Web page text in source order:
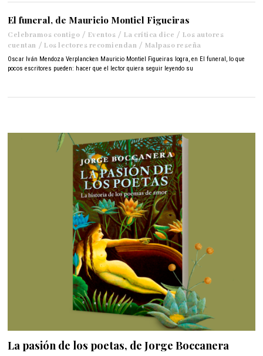
o
s
t
o
2
1
,
2
El funeral, de Mauricio Montiel Figueiras
Celebramos contigo / Eventos / La crítica dice / Los autores
cuentan / Los lectores recomiendan / Malpaso reseña
Oscar Iván Mendoza Verplancken Mauricio Montiel Figueiras logra, en El funeral, lo que
pocos escritores pueden: hacer que el lector quiera seguir leyendo su
La pasión de los poetas, de Jorge Boccanera